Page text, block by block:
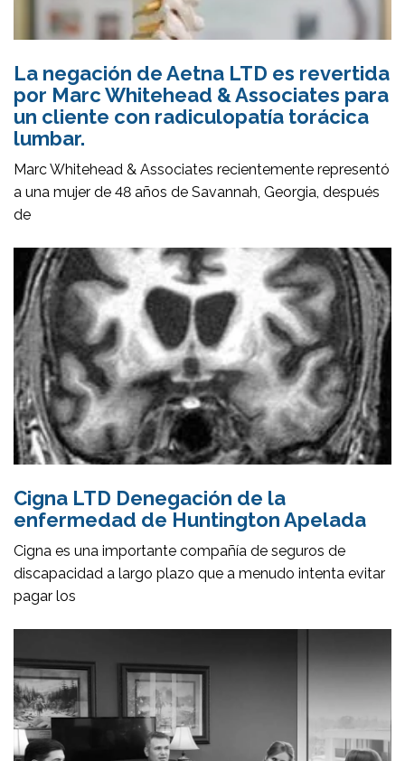
La negación de Aetna LTD es revertida
por Marc Whitehead & Associates para
un cliente con radiculopatía torácica
lumbar.
Marc Whitehead & Associates recientemente representó
a una mujer de 48 años de Savannah, Georgia, después
de
Cigna LTD Denegación de la
enfermedad de Huntington Apelada
Cigna es una importante compañía de seguros de
discapacidad a largo plazo que a menudo intenta evitar
pagar los